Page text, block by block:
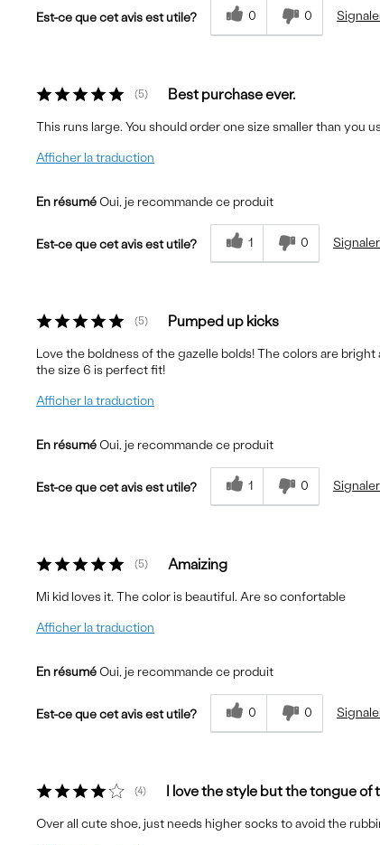
Est-ce que cet avis est utile? 0 0
5 Best purchase ever.
This runs large. You should order one size smaller than you
Afficher la traduction
En résumé Oui, je recommande ce produit
Est-ce que cet avis est utile? 1 0
5 Pumped up kicks
Love the boldness of the gazelle bolds! The colors are
the size 6 is perfect fit!
Afficher la traduction
En résumé Oui, je recommande ce produit
Est-ce que cet avis est utile? 1 0
5 Amaizing
Mi kid loves it. The color is beautiful. Are so confortable
Afficher la traduction
En résumé Oui, je recommande ce produit
Est-ce que cet avis est utile? 0 0
4 I love the style but the tongue of
Over all cute shoe, just needs higher socks to avoid the